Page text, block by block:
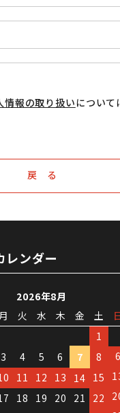
情報の取り扱いについて
戻 る
レンダー
2026年8月
月 火 水 木 金
土
1
3 4 5 6 7
8
11 12 13 14 15
18 19 20 21
22
6